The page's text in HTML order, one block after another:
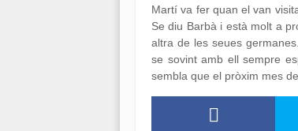
Martí va fer quan el van
Se diu Barbà i està molt a
altra de les seues
se sovint amb ell sempre
sembla que el pròxim mes